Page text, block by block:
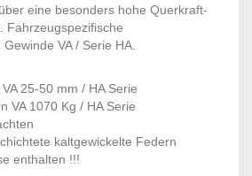
eine besonders hohe Querkraft-
Fahrzeugspezifische
VA / Serie HA.
25-50 mm / HA Serie
VA 1070 Kg / HA Serie
kaltgewickelte Federn
enthalten !!!